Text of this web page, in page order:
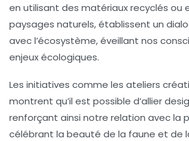
en utilisant des matériauxrecyclés ou
paysages naturels, établissent un
avec l’écosystème, éveillant nos
enjeux écologiques.
Les initiatives comme les ateliers
montrent qu’il est possible d’allier
renforçant ainsi notre relation avec la
célébrant la beauté de la faune et de